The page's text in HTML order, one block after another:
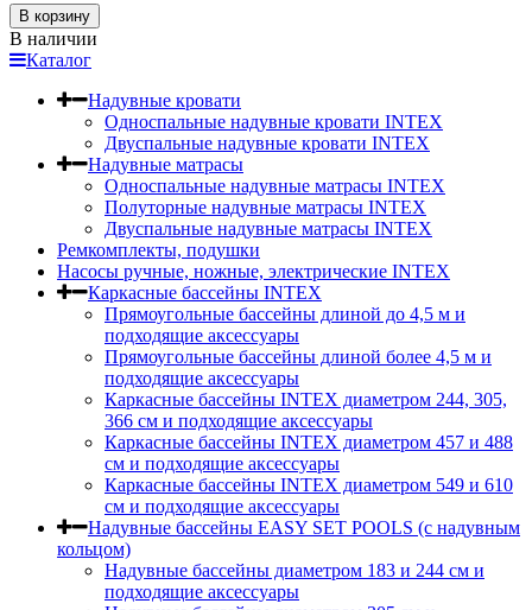
В корзину
В наличии
Каталог
Надувные кровати
Односпальные надувные кровати INTEX
Двуспальные надувные кровати INTEX
Надувные матрасы
Односпальные надувные матрасы INTEX
Полуторные надувные матрасы INTEX
Двуспальные надувные матрасы INTEX
Ремкомплекты, подушки
Насосы ручные, ножные, электрические INTEX
Каркасные бассейны INTEX
Прямоугольные бассейны длиной до 4,5 м и
подходящие аксессуары
Прямоугольные бассейны длиной более 4,5 м и
подходящие аксессуары
Каркасные бассейны INTEX диаметром 244, 305,
366 см и подходящие аксессуары
Каркасные бассейны INTEX диаметром 457 и 488
cм и подходящие аксессуары
Каркасные бассейны INTEX диаметром 549 и 610
см и подходящие аксессуары
Надувные бассейны EASY SET POOLS (с надувным
кольцом)
Надувные бассейны диаметром 183 и 244 см и
подходящие аксессуары